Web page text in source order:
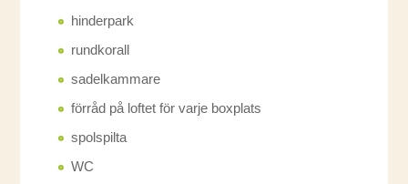
hinderpark
rundkorall
sadelkammare
förråd på loftet för varje boxplats
spolspilta
WC